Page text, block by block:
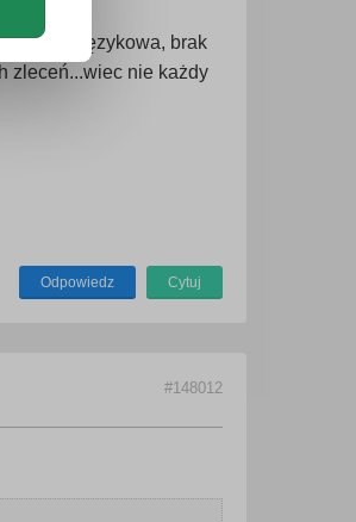
bariera językowa, brak
zleceń...wiec nie każdy
Odpowiedz Cytuj
#148012